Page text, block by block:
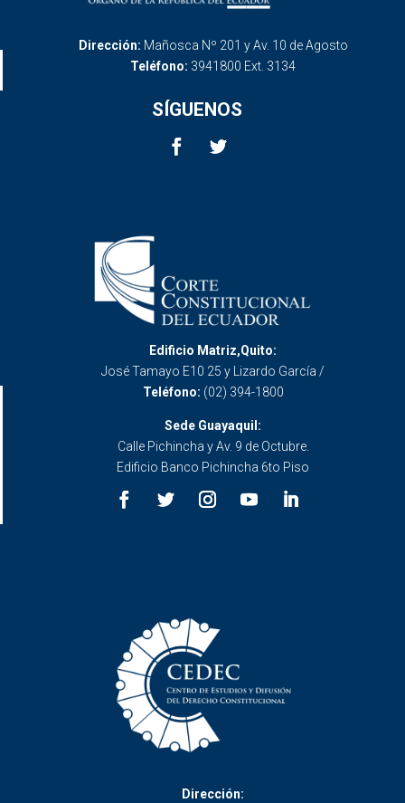
Dirección: Mañosca Nº 201 y Av. 10 de Agosto
Teléfono: 3941800 Ext. 3134
SÍGUENOS
Edificio Matriz,Quito:
José Tamayo E10 25 y Lizardo García /
Teléfono: (02) 394-1800
Sede Guayaquil:
Calle Pichincha y Av. 9 de Octubre.
Edificio Banco Pichincha 6to Piso
Dirección: